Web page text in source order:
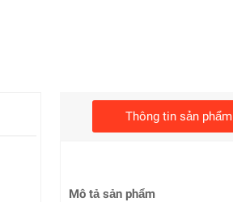
Thông tin sản phẩm
Mô tả sản phẩm